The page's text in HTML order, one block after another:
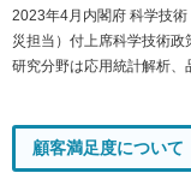
2023年4月内閣府 科学技
災担当）付上席科学技術政
研究分野は応用統計解析、
顧客満足度について